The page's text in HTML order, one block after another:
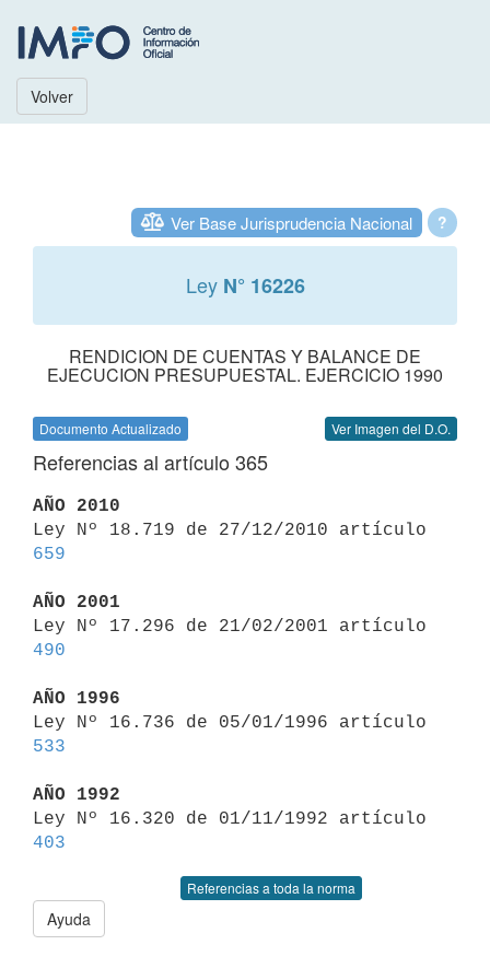
Volver
?
Ver Base Jurisprudencia Nacional
Ley N° 16226
RENDICION DE CUENTAS Y BALANCE DE
EJECUCION PRESUPUESTAL. EJERCICIO 1990
Documento Actualizado Ver Imagen del D.O.
Referencias al artículo 365
AÑO 2010
659
AÑO 2001
490
AÑO 1996
533
AÑO 1992
403
Referencias a toda la norma
Ayuda